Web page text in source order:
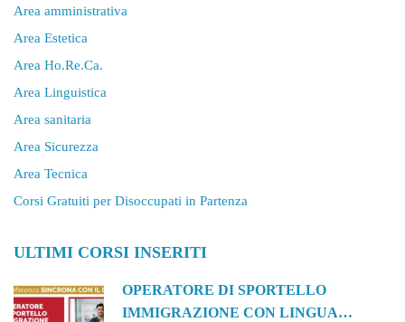
Area amministrativa
Area Estetica
Area Ho.Re.Ca.
Area Linguistica
Area sanitaria
Area Sicurezza
Area Tecnica
Corsi Gratuiti per Disoccupati in Partenza
ULTIMI CORSI INSERITI
OPERATORE DI SPORTELLO
IMMIGRAZIONE CON LINGUA